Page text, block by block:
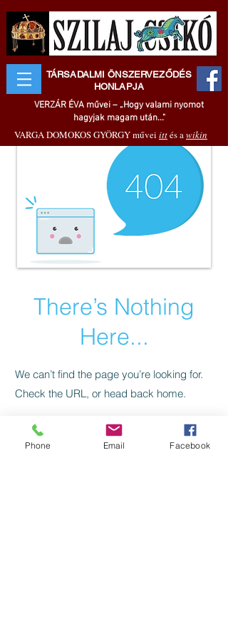
TÁRSADALMI ÖNSZERVEZŐDÉS
HONLAPJA
VERZÁR ÉVA művei – „Hogy valami nyomot
hagyjak magam után..."
VARGA DOMOKOS GYÖRGY művei ittés awikin
There’s Nothing
Here...
We can’t find the page you’re looking for.
Check the URL, or head back home.
Go Home
Phone Email Facebook